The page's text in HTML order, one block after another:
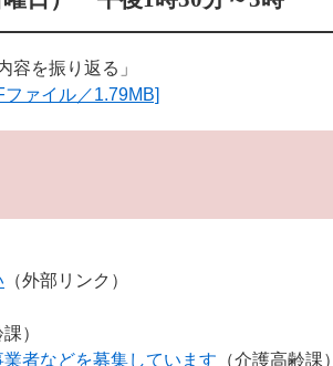
容を振り返る」
ァイル／1.79MB]
（外部リンク）
）
者などを募集しています （介護高齢課）